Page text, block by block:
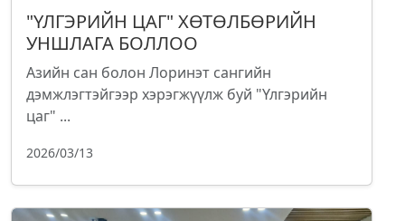
"ҮЛГЭРИЙН ЦАГ" ХӨТӨЛБӨРИЙН
УНШЛАГА БОЛЛОО
Азийн сан болон Лоринэт сангийн
дэмжлэгтэйгээр хэрэгжүүлж буй "Үлгэрийн
цаг" ...
2026/03/13